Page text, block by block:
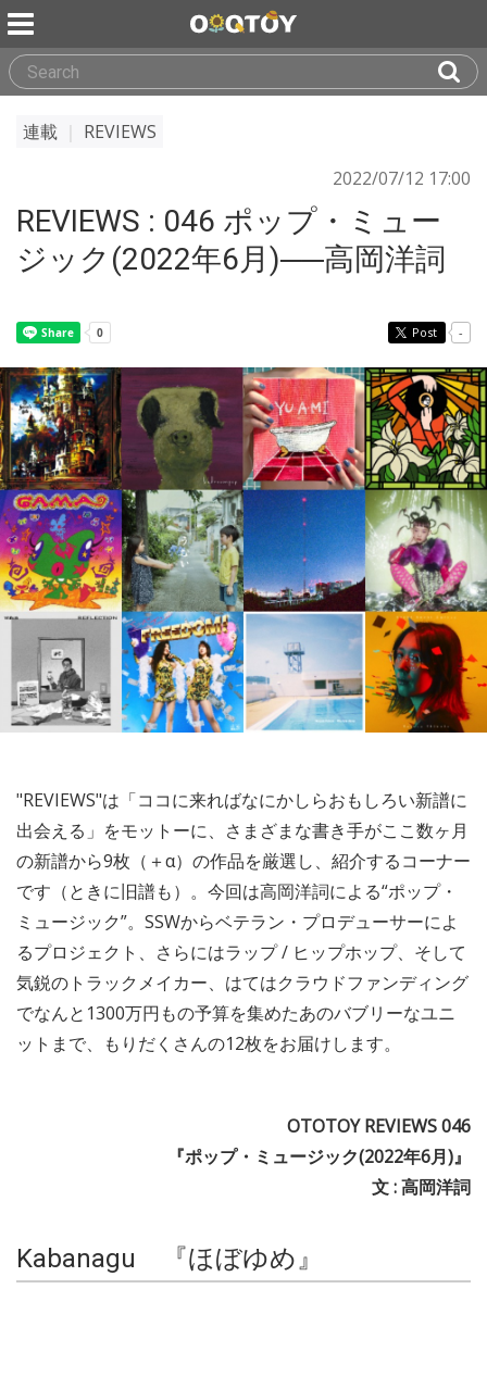
連載
REVIEWS
2022/07/12 17:00
REVIEWS : 046 ポップ・ミュー
ジック(2022年6月)──高岡洋詞
Post -
"REVIEWS"は「ココに来ればなにかしらおもしろい新譜に
出会える」をモットーに、さまざまな書き手がここ数ヶ月
の新譜から9枚（＋α）の作品を厳選し、紹介するコーナー
です（ときに旧譜も）。今回は高岡洋詞による“ポップ・
ミュージック”。SSWからベテラン・プロデューサーによ
るプロジェクト、さらにはラップ / ヒップホップ、そして
気鋭のトラックメイカー、はてはクラウドファンディング
でなんと1300万円もの予算を集めたあのバブリーなユニ
ットまで、もりだくさんの12枚をお届けします。
OTOTOY REVIEWS 046
『ポップ・ミュージック(2022年6月)』
文 : 高岡洋詞
Kabanagu 『ほぼゆめ』